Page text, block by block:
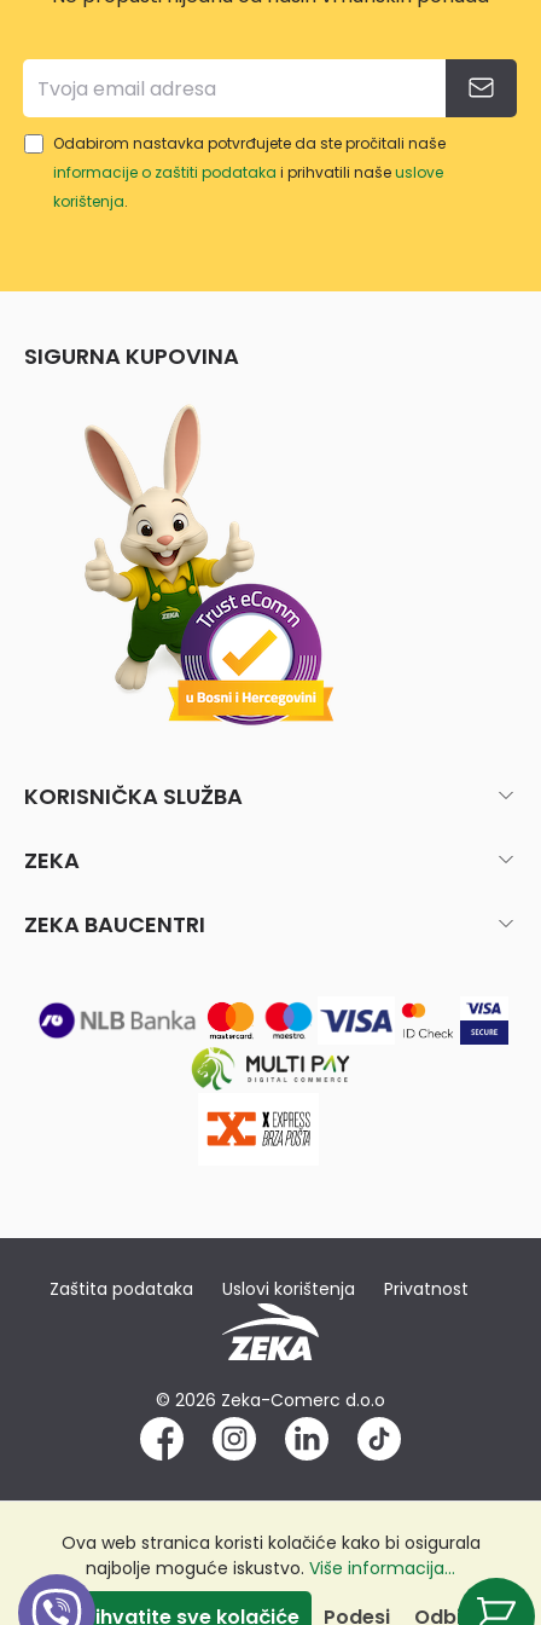
Odabirom nastavka potvrđujete da ste pročitali naše
informacije o zaštiti podataka i prihvatili našeuslove
korištenja.
SIGURNA KUPOVINA
KORISNIČKA SLUŽBA
ZEKA
ZEKA BAUCENTRI
Zaštita podataka Uslovi korištenja Privatnost
© 2026 Zeka-Comerc d.o.o
Ova web stranica koristi kolačiće kako bi osigurala
najbolje moguće iskustvo. Više informacija...
Odbij
Podesi
Prihvatite sve kolačiće